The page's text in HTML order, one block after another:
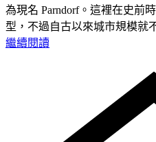
為現名 Parndorf。這裡在史前
型，不過自古以來城市規模就
繼續閱讀